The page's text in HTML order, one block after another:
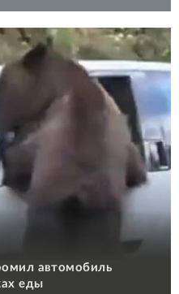
автомобиль
еды